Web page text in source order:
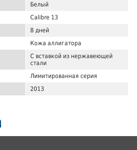
Белый
Calibre 13
8 дней
Кожа аллигатора
С вставкой из нержавеющей
стали
Лимитированная серия
2013